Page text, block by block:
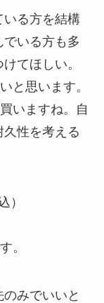
いる方を結構
いる方も多
てほしい。
と思います。
いますね。自
性を考える
）
。
みでいいと